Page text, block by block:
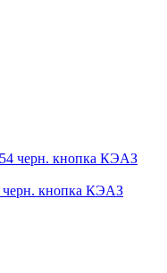
кнопка КЭАЗ